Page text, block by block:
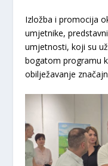
Izložba i promocija
umjetnike,
umjetnosti, koji su
bogatom programu
obilježavanje